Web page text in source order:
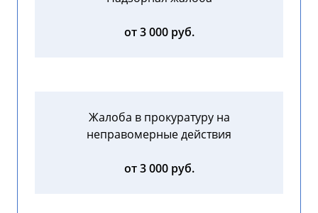
от 3 000 руб.
Жалоба в прокуратуру на
неправомерные действия
от 3 000 руб.